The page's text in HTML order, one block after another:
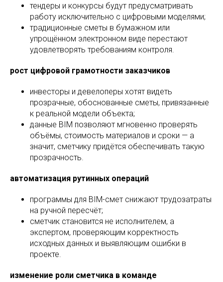
тендеры и конкурсы будут предусматривать
работу исключительно с цифровыми моделями;
традиционные сметы в бумажном или
упрощённом электронном виде перестают
удовлетворять требованиям контроля.
рост цифровой грамотности заказчиков
инвесторы и девелоперы хотят видеть
прозрачные, обоснованные сметы, привязанные
к реальной модели объекта;
данные BIM позволяют мгновенно проверять
объёмы, стоимость материалов и сроки — а
значит, сметчику придётся обеспечивать такую
прозрачность.
автоматизация рутинных операций
программы для BIM-смет снижают трудозатраты
на ручной пересчёт;
сметчик становится не исполнителем, а
экспертом, проверяющим корректность
исходных данных и выявляющим ошибки в
проекте.
изменение роли сметчика в команде